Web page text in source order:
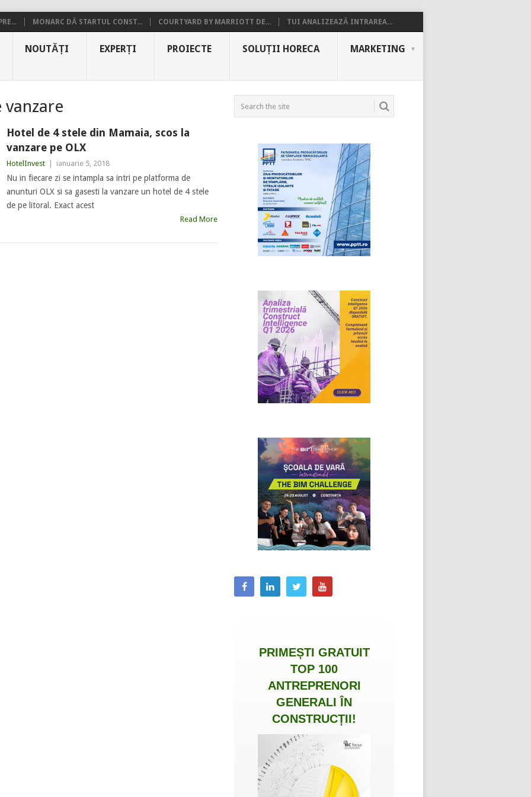
MONARC DĂ STARTUL CONST... COURTYARD BY MARRIOTT DE... TUI ANALIZEAZĂ INTRAREA...
NOUTĂȚI EXPERȚI PROIECTE SOLUȚII HORECA MARKETING
Hotel de 4 stele din Mamaia, scos la
vanzare pe OLX
HotelInvest ianuarie 5, 2018
Nu in fiecare zi se intampla sa intri pe platforma de
anunturi OLX si sa gasesti la vanzare un hotel de 4 stele
de pe litoral. Exact acest
Read More
PRIMEȘTI GRATUIT
TOP 100
ANTREPRENORI
GENERALI ÎN
CONSTRUCȚII!